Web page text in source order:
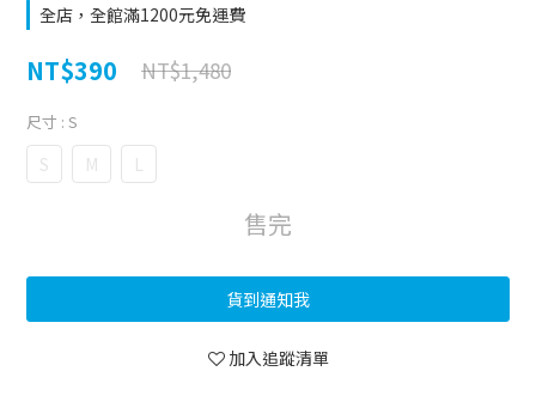
全店，全館滿1200元免運費
NT$390 NT$1,480
尺寸 : S
S M L
售完
貨到通知我
加入追蹤清單